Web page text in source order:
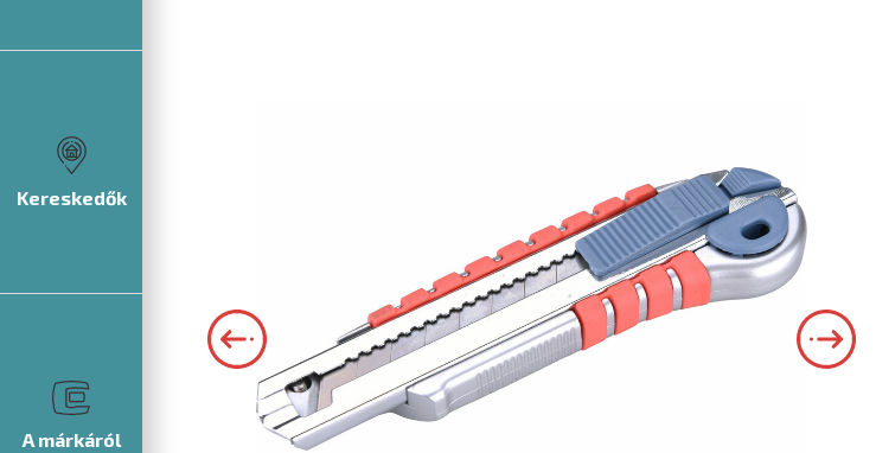
Kereskedők
A márkáról